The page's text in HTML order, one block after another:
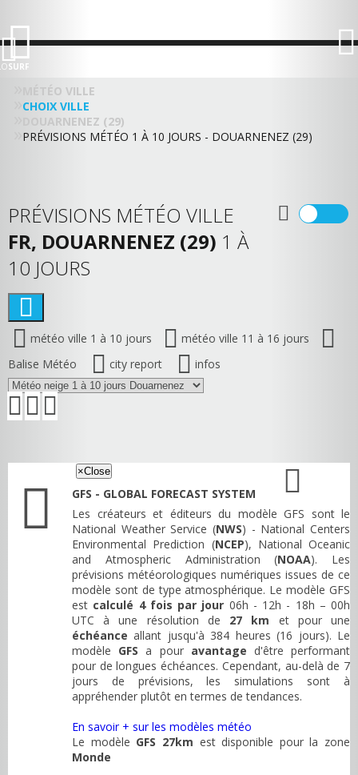
SURF
MÉTÉO VILLE
CHOIX VILLE
DOUARNENEZ (29)
PRÉVISIONS MÉTÉO 1 À 10 JOURS - DOUARNENEZ (29)
PRÉVISIONS MÉTÉO VILLE
FR, DOUARNENEZ (29) 1 À
10 JOURS
météo ville 1 à 10 jours
météo ville 11 à 16 jours
Balise Météo
city report infos
×Close
GFS - GLOBAL FORECAST SYSTEM
Les créateurs et éditeurs du modèle GFS sont le
National Weather Service (NWS) - National Centers
Environmental Prediction (NCEP), National Oceanic
and Atmospheric Administration (NOAA). Les
prévisions météorologiques numériques issues de ce
modèle sont de type atmosphérique. Le modèle GFS
est calculé 4 fois par jour 06h - 12h - 18h – 00h
UTC à une résolution de 27 km et pour une
échéance allant jusqu'à 384 heures (16 jours). Le
modèle GFS a pour avantage d'être performant
pour de longues échéances. Cependant, au-delà de 7
jours de prévisions, les simulations sont à
appréhender plutôt en termes de tendances.
En savoir + sur les modèles météo
Le modèle GFS 27km est disponible pour la zone
Monde